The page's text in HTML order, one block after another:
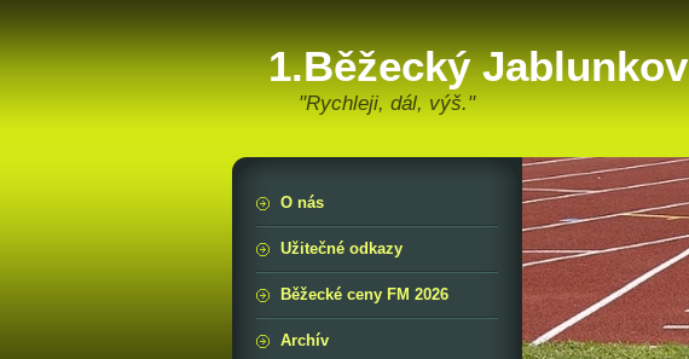
1.Běžecký Jablunkov
"Rychleji, dál, výš."
O nás
Užitečné odkazy
Běžecké ceny FM 2026
Archív